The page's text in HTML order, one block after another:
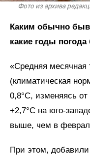
Фото из архива
Каким обычно
какие годы
«Средняя месячная
(климатическая
0,8°С, изменяясь от
+2,7°С на юго-
выше, чем в
При этом,